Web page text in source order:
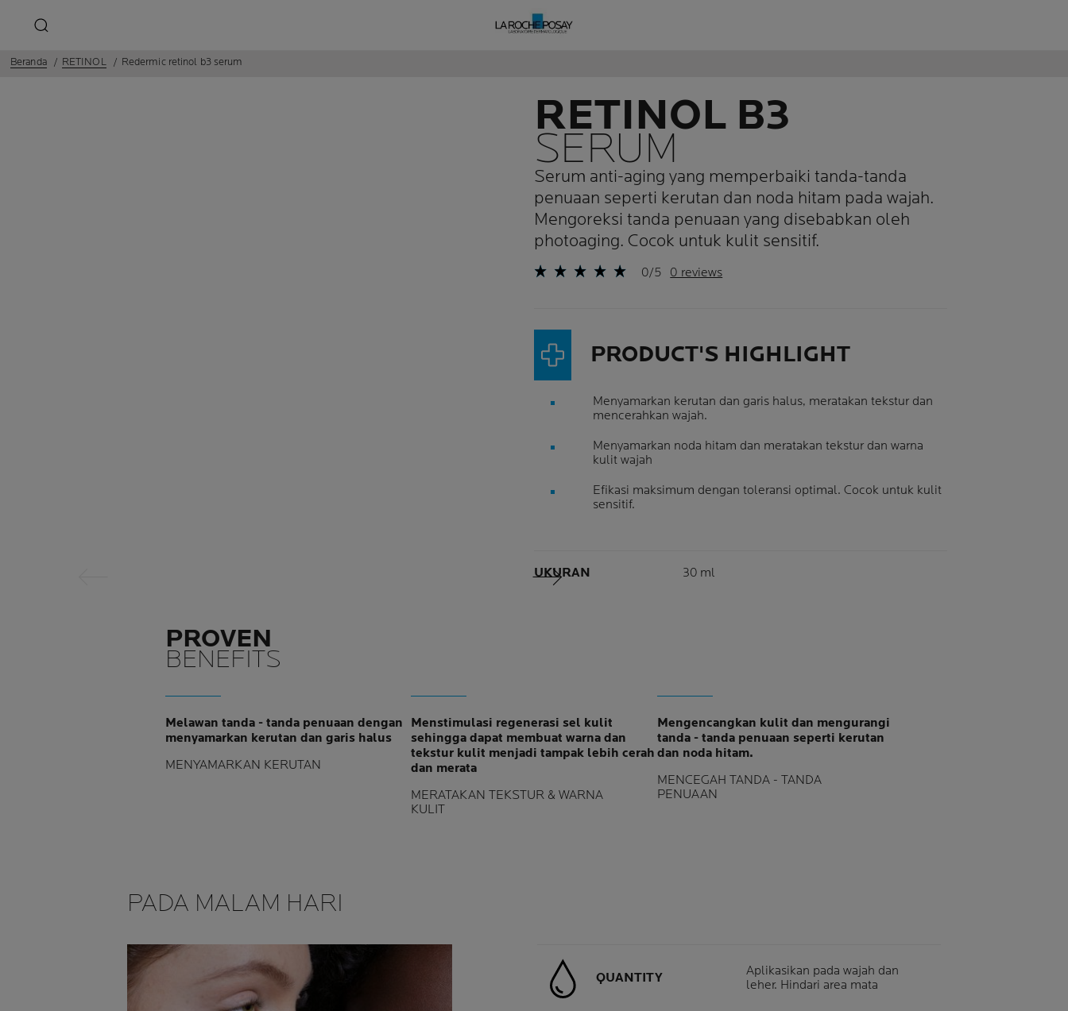
Beranda RETINOL Redermic retinol b3 serum
Panel Berikutnya
RETINOL B3
SERUM
Serum anti-aging yang memperbaiki tanda-tanda
penuaan seperti kerutan dan noda hitam pada wajah.
Mengoreksi tanda penuaan yang disebabkan oleh
photoaging. Cocok untuk kulit sensitif.
0/5 0 reviews
PRODUCT'S HIGHLIGHT
Menyamarkan kerutan dan garis halus, meratakan tekstur dan
mencerahkan wajah.
Menyamarkan noda hitam dan meratakan tekstur dan warna
kulit wajah
Efikasi maksimum dengan toleransi optimal. Cocok untuk kulit
sensitif.
UKURAN Volume
30 ml
PROVEN
BENEFITS
Melawan tanda - tanda penuaan dengan
menyamarkan kerutan dan garis halus
MENYAMARKAN KERUTAN
Menstimulasi regenerasi sel kulit
sehingga dapat membuat warna dan
tekstur kulit menjadi tampak lebih cerah
dan merata
MERATAKAN TEKSTUR & WARNA
KULIT
Mengencangkan kulit dan mengurangi
tanda - tanda penuaan seperti kerutan
dan noda hitam.
MENCEGAH TANDA - TANDA
PENUAAN
PADA MALAM HARI
QUANTITY
Aplikasikan pada wajah dan
leher. Hindari area mata